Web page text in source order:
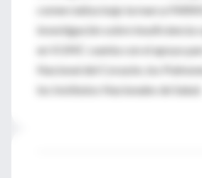
comercializa bajo la marca
investigación sobre insuficiencia
en VUMC cuenta con el apoyo
Nacional del Corazón, los
los Institutos Nacionales de Salud.